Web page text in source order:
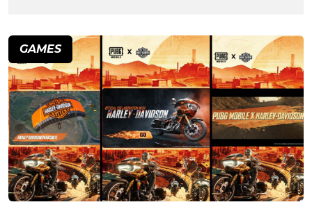
GAMES